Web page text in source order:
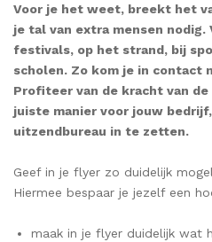
Voor je het weet, breekt het
je tal van extra mensen nodig.
festivals, op het strand, bij
scholen. Zo kom je in contact
Profiteer van de kracht van
juiste manier voor jouw
uitzendbureau in te zetten.
Geef in je flyer zo duidelijk
Hiermee bespaar je jezelf een
maak in je flyer duidelijk wat